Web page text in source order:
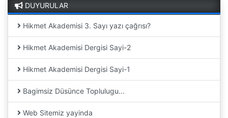
DUYURULAR
Hikmet Akademisi 3. Sayı yazı çağrısı?
Hikmet Akademisi Dergisi Sayi-2
Hikmet Akademisi Dergisi Sayi-1
Bagimsiz Düsünce Toplulugu...
Web Sitemiz yayinda